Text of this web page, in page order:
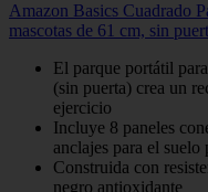
Amazon Basics Cuadrado
mascotas de 61 cm, sin
El parque portátil
(sin puerta) crea un
ejercicio
Incluye 8 paneles
anclajes para el suelo
Construida con
negro antioxidante